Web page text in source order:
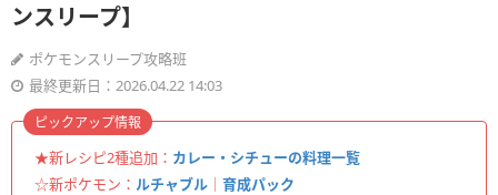
ンスリープ】
ポケモンスリープ攻略班
最終更新日：2026.04.22 14:03
★新レシピ2種追加： カレー・シチューの料理一覧
☆新ポケモン： ルチャブル ｜ 育成パック
ピックアップ情報